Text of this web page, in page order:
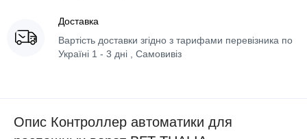
Доставка
Вартість доставки згідно з тарифами перевізника по
Україні 1 - 3 дні , Самовивіз
Опис Контроллер автоматики для